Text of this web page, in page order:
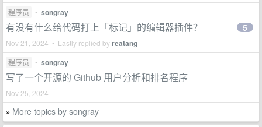
程序员
• songray
有没有什么给代码打上「标记」的编辑器插件？
Nov 21, 2024 • Lastly replied byreatang
5
程序员 • songray
写了一个开源的 Github 用户分析和排名程序
Nov 25, 2024
» More topics by songray